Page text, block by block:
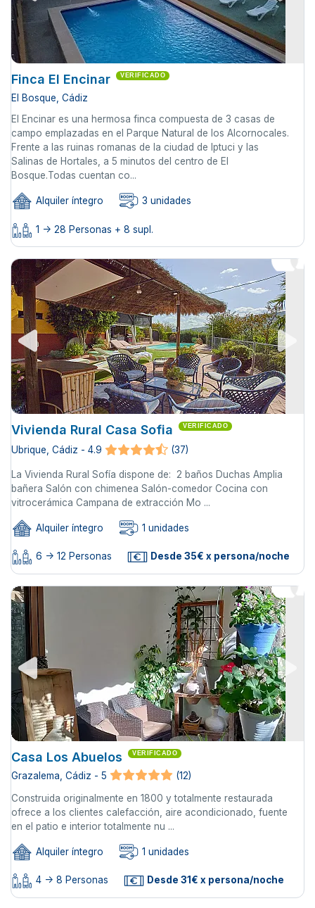
Finca El Encinar VERIFICADO
El Bosque, Cádiz
El Encinar es una hermosa finca compuesta de 3 casas de
campo emplazadas en el Parque Natural de los Alcornocales.
Frente a las ruinas romanas de la ciudad de Iptuci y las
Salinas de Hortales, a 5 minutos del centro de El
Bosque.Todas cuentan co...
Alquiler íntegro 3 unidades
1 -> 28 Personas + 8 supl.
Vivienda Rural Casa Sofia VERIFICADO
Ubrique, Cádiz - 4.9 (37)
La Vivienda Rural Sofía dispone de: 2 baños Duchas Amplia
bañera Salón con chimenea Salón-comedor Cocina con
vitrocerámica Campana de extracción Mo ...
Alquiler íntegro 1 unidades
6 -> 12 Personas Desde 35€ x persona/noche
Casa Los Abuelos VERIFICADO
Grazalema, Cádiz - 5 (12)
Construida originalmente en 1800 y totalmente restaurada
ofrece a los clientes calefacción, aire acondicionado, fuente
en el patio e interior totalmente nu ...
Alquiler íntegro 1 unidades
4 -> 8 Personas Desde 31€ x persona/noche